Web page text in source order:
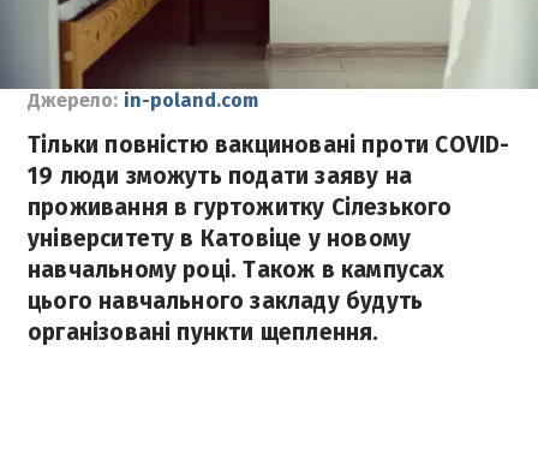
Джерело: in-poland.com
Тільки повністю вакциновані проти COVID-
19 люди зможуть подати заяву на
проживання в гуртожитку Сілезького
університету в Катовіце у новому
навчальному році. Також в кампусах
цього навчального закладу будуть
організовані пункти щеплення.